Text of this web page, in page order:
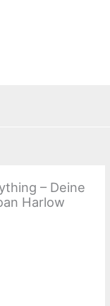
– Deine
Harlow